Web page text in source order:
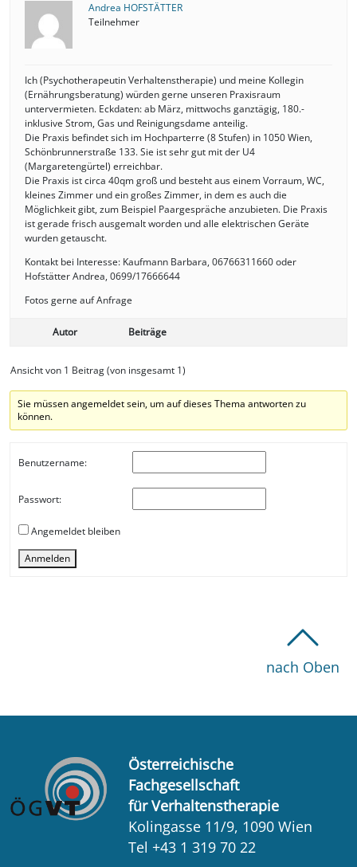
Andrea HOFSTÄTTER
Teilnehmer
Ich (Psychotherapeutin Verhaltenstherapie) und meine Kollegin
(Ernährungsberatung) würden gerne unseren Praxisraum
untervermieten. Eckdaten: ab März, mittwochs ganztägig, 180.-
inklusive Strom, Gas und Reinigungsdame anteilig.
Die Praxis befindet sich im Hochparterre (8 Stufen) in 1050 Wien,
Schönbrunnerstraße 133. Sie ist sehr gut mit der U4
(Margaretengürtel) erreichbar.
Die Praxis ist circa 40qm groß und besteht aus einem Vorraum, WC,
kleines Zimmer und ein großes Zimmer, in dem es auch die
Möglichkeit gibt, zum Beispiel Paargespräche anzubieten. Die Praxis
ist gerade frisch ausgemalt worden und alle elektrischen Geräte
wurden getauscht.
Kontakt bei Interesse: Kaufmann Barbara, 06766311660 oder
Hofstätter Andrea, 0699/17666644
Fotos gerne auf Anfrage
Autor Beiträge
Ansicht von 1 Beitrag (von insgesamt 1)
Sie müssen angemeldet sein, um auf dieses Thema antworten zu
können.
Benutzername:
Passwort:
Angemeldet bleiben
Anmelden
nach Oben
Österreichische
Fachgesellschaft
für Verhaltenstherapie
Kolingasse 11/9, 1090 Wien
Tel +43 1 319 70 22